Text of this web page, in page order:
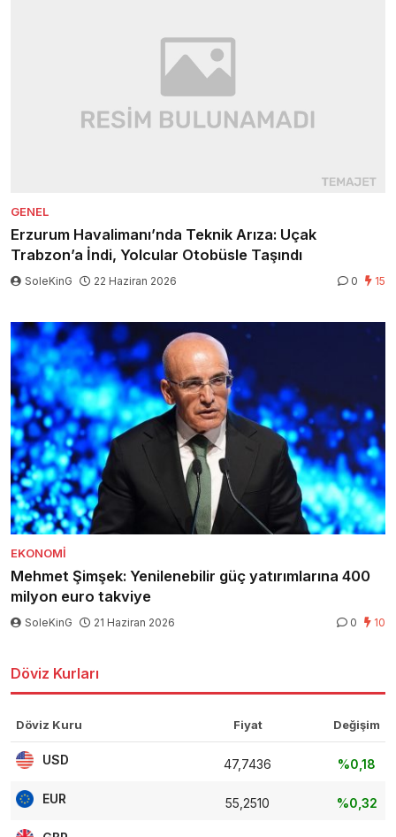
GENEL
Erzurum Havalimanı’nda Teknik Arıza: Uçak
Trabzon’a İndi, Yolcular Otobüsle Taşındı
SoleKinG 22 Haziran 2026 0 15
EKONOMI
Mehmet Şimşek: Yenilenebilir güç yatırımlarına 400
milyon euro takviye
SoleKinG 21 Haziran 2026 0 10
Döviz Kurları
Döviz Kuru Fiyat Değişim
USD 47,7436 %0,18
EUR 55,2510 %0,32